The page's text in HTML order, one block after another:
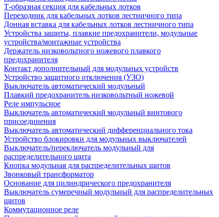
Т-образная секция для кабельных лотков
Переходник для кабельных лотков лестничного типа
Донная вставка для кабельных лотков лестничного типа
Устройства защиты, плавкие предохранители, модульные
устройства/монтажные устройства
Держатель низковольтного ножевого плавкого
предохранителя
Контакт дополнительный для модульных устройств
Устройство защитного отключения (УЗО)
Выключатель автоматический модульный
Плавкий предохранитель низковольтный ножевой
Реле импульсное
Выключатель автоматический модульный винтового
присоединения
Выключатель автоматический дифференциального тока
Устройство блокировки для модульных выключателей
Выключатель/переключатель модульный для
распределительного щита
Кнопка модульная для распределительных щитов
Звонковый трансформатор
Основание для цилиндрического предохранителя
Выключатель сумеречный модульный для распределительных
щитов
Коммутационное реле